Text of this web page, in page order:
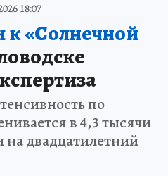
18:07
к «Солнечной
по
в 4,3 тысячи
на двадцатилетний